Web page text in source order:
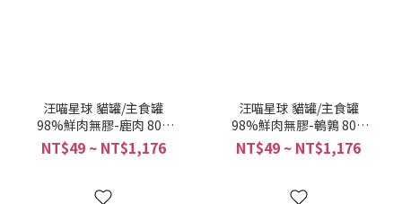
汪喵星球 貓罐/主食罐
98%鮮肉無膠-鹿肉 80G
(4710345541040)
NT$49 ~ NT$1,176
汪喵星球 貓罐/主食罐
98%鮮肉無膠-鵪鶉 80G
(4710345541033)
NT$49 ~ NT$1,176